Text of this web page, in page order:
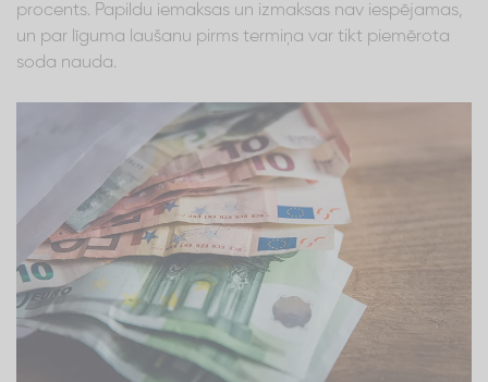
procents. Papildu iemaksas un izmaksas nav iespējamas,
un par līguma laušanu pirms termiņa var tikt piemērota
soda nauda.